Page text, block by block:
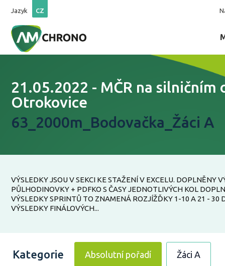
Jazyk CZ
21.05.2022 - MČR na silničním
Otrokovice
63_2000m_Bodovačka_Žáci A
VÝSLEDKY JSOU V SEKCI KE STAŽENÍ V EXCELU. DOPLNĚNY
PŮLHODINOVKY + PDFKO S ČASY JEDNOTLIVÝCH KOL
VÝSLEDKY SPRINTŮ TO ZNAMENÁ ROZJÍŽĎKY 1-10 A 21 - 30
VÝSLEDKY FINÁLOVÝCH...
Kategorie Absolutní pořadí Žáci A